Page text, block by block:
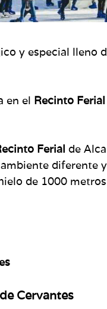
y especial
en el Recinto Ferial
Ferial de
de 1000
Cervantes